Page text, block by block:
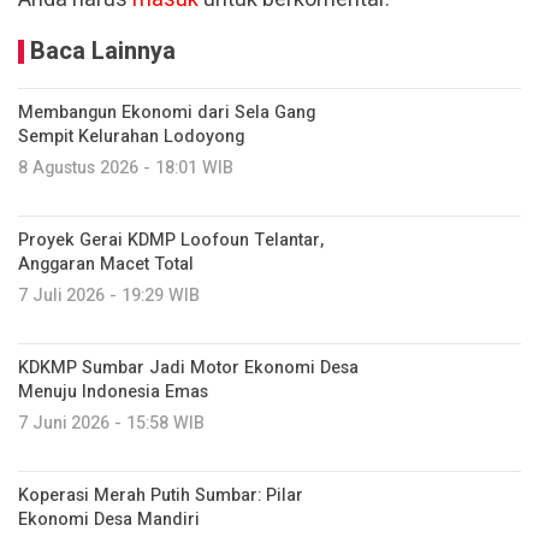
Baca Lainnya
Membangun Ekonomi dari Sela Gang
Sempit Kelurahan Lodoyong
8 Agustus 2026 - 18:01 WIB
Proyek Gerai KDMP Loofoun Telantar,
Anggaran Macet Total
7 Juli 2026 - 19:29 WIB
KDKMP Sumbar Jadi Motor Ekonomi Desa
Menuju Indonesia Emas
7 Juni 2026 - 15:58 WIB
Koperasi Merah Putih Sumbar: Pilar
Ekonomi Desa Mandiri